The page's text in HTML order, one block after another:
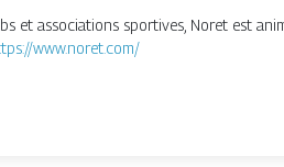
et associations sportives, Noret est
www.noret.com/